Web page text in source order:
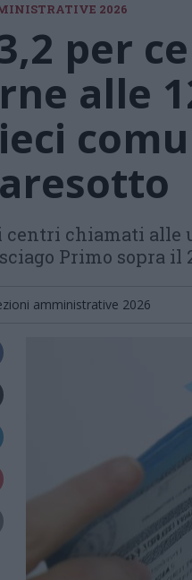
2026
per
alle
centri chiamati alle
Primo sopra il
amministrative 2026